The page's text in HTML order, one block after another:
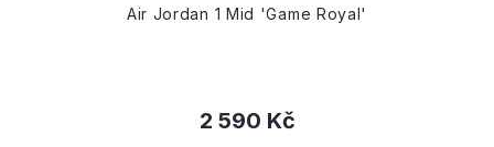
Air Jordan 1 Mid 'Game Royal'
2 590 Kč